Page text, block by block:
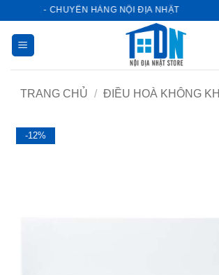
dung
- CHUYÊN HÀNG NỘI ĐỊA NHẬT
TRANG CHỦ / ĐIỀU HOÀ KHÔNG KHÍ
-12%